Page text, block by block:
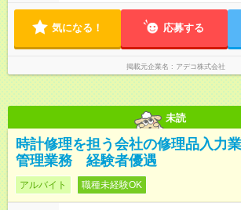
気になる！ 応募する
掲載元企業名 アデコ株式会社
未読
時計修理を担う会社の修理品入力
管理業務 経験者優遇
アルバイト 職種未経験OK